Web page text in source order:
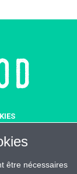
CRÉDITS
être nécessaires